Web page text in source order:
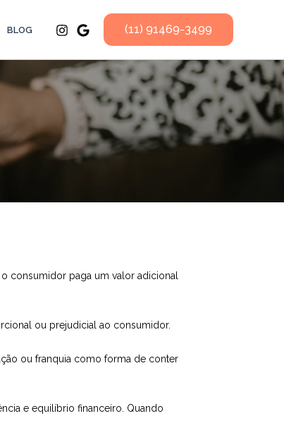
BLOG (11) 91469-3499
consumidor paga um valor adicional
ou prejudicial ao consumidor.
ou franquia como forma de conter
e equilíbrio financeiro. Quando